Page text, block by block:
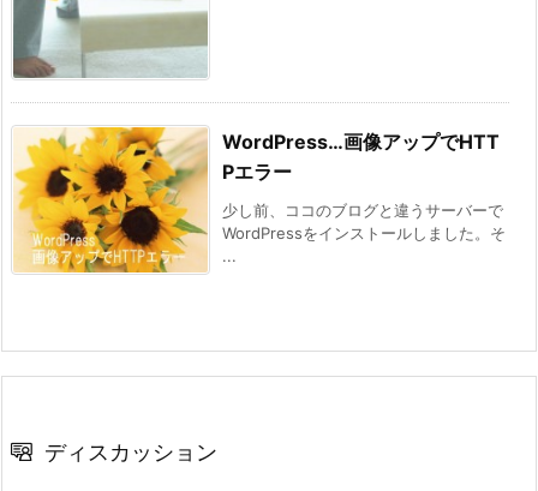
WordPress…画像アップでHTT
Pエラー
少し前、ココのブログと違うサーバーで
WordPressをインストールしました。そ
...
ディスカッション